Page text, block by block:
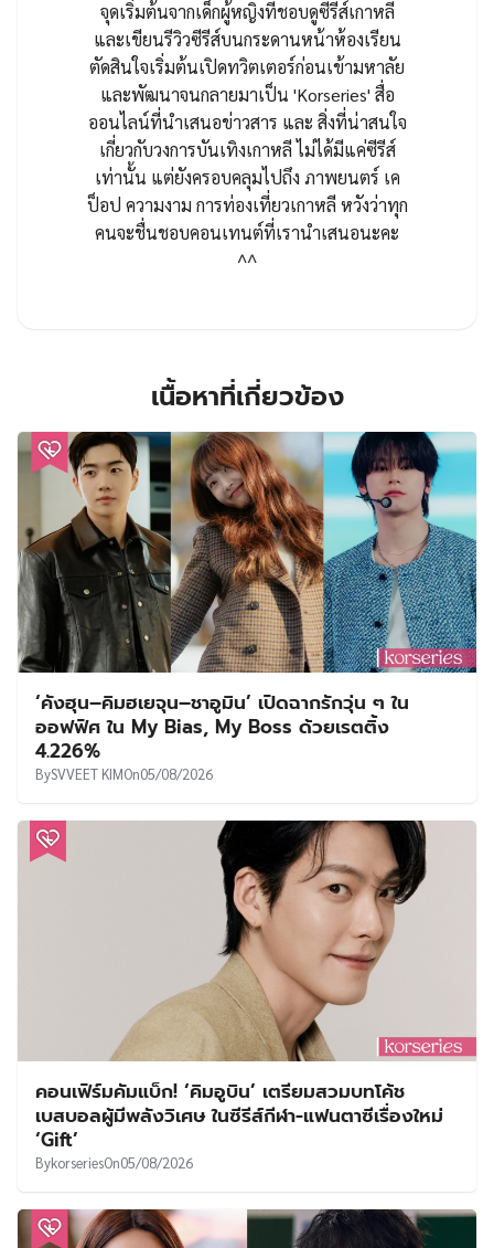
จุดเริ่มต้นจากเด็กผู้หญิงที่ชอบดูซีรีส์เกาหลี
และเขียนรีวิวซีรีส์บนกระดานหน้าห้องเรียน
ตัดสินใจเริ่มต้นเปิดทวิตเตอร์ก่อนเข้ามหาลัย
และพัฒนาจนกลายมาเป็น 'Korseries' สื่อ
ออนไลน์ที่นำเสนอข่าวสาร และ สิ่งที่น่าสนใจ
เกี่ยวกับวงการบันเทิงเกาหลี ไม่ได้มีแค่ซีรีส์
เท่านั้น แต่ยังครอบคลุมไปถึง ภาพยนตร์ เค
ป็อป ความงาม การท่องเที่ยวเกาหลี หวังว่าทุก
คนจะชื่นชอบคอนเทนต์ที่เรานำเสนอนะคะ
^^
เนื้อหาที่เกี่ยวข้อง
‘คังฮุน–คิมฮเยจุน–ชาอูมิน’ เปิดฉากรักวุ่น ๆ ใน
ออฟฟิศ ใน My Bias, My Boss ด้วยเรตติ้ง
4.226%
BySVVEET KIMOn05/08/2026
คอนเฟิร์มคัมแบ็ก! ‘คิมอูบิน’ เตรียมสวมบทโค้ช
เบสบอลผู้มีพลังวิเศษ ในซีรีส์กีฬา-แฟนตาซีเรื่องใหม่
‘Gift’
BykorseriesOn05/08/2026